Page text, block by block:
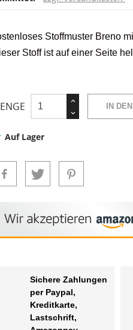
Stoffmuster Breno
Stoff ist auf einer Seite
IN
Auf Lager
Sichere Zahlungen
per Paypal,
Kreditkarte,
Lastschrift,